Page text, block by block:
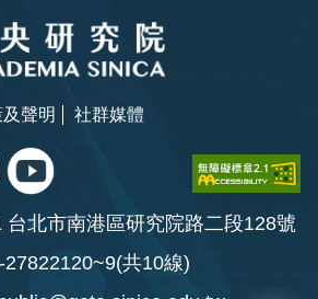
聲明 社群媒體
台北市南港區研究院路二段128號
共10線)